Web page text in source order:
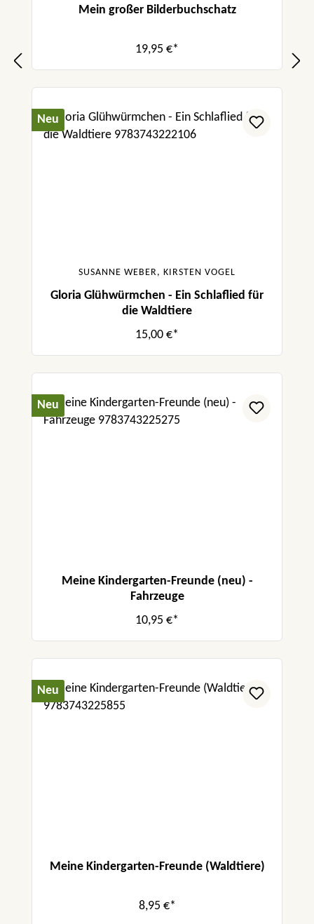
Mein großer Bilderbuchschatz
19,95 €*
Neu
SUSANNE WEBER, KIRSTEN VOGEL
Gloria Glühwürmchen - Ein Schlaflied für
die Waldtiere
15,00 €*
Neu
Meine Kindergarten-Freunde (neu) -
Fahrzeuge
10,95 €*
Neu
Meine Kindergarten-Freunde (Waldtiere)
8,95 €*